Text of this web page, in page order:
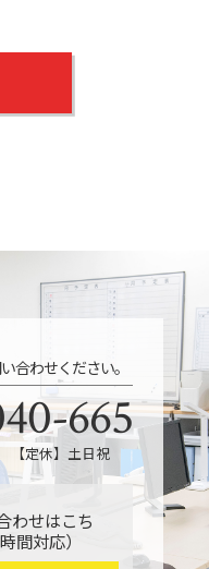
合わせください。
665
【定休】土日祝
わせはこち
応）